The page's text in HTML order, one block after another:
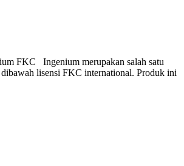
FKC Ingenium merupakan salah satu
lisensi FKC international. Produk ini